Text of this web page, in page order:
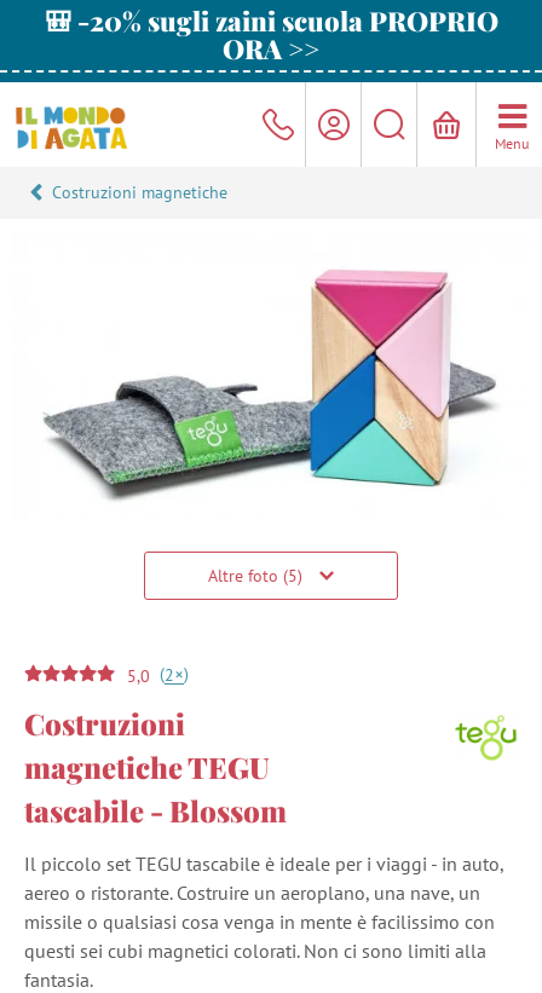
🎒 -20% sugli zaini scuola PROPRIO
ORA >>
Menu
Costruzioni magnetiche
Altre foto (5)
5,0 (2+)
Costruzioni
magnetiche TEGU
tascabile - Blossom
Il piccolo set TEGU tascabile è ideale per i viaggi - in auto,
aereo o ristorante. Costruire un aeroplano, una nave, un
missile o qualsiasi cosa venga in mente è facilissimo con
questi sei cubi magnetici colorati. Non ci sono limiti alla
fantasia.